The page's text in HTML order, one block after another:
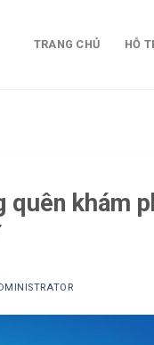
TRANG CHỦ HỖ
quên khám